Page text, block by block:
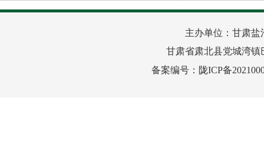
主办单位：甘肃
甘肃省肃北县党城湾镇
备案编号： 陇ICP备